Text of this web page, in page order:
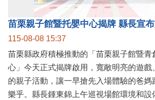
115-08-08 15:37
苗栗縣政府積極推動的「苗栗親子館暨青
心」今天正式揭牌啟用，寬敞明亮的遊戲
的親子活動，讓一早搶先入場體驗的爸媽